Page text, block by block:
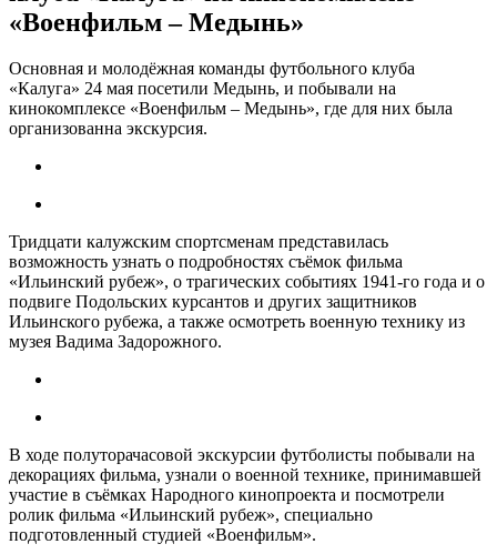
«Военфильм – Медынь»
Основная и молодёжная команды футбольного клуба
«Калуга» 24 мая посетили Медынь, и побывали на
кинокомплексе «Военфильм – Медынь», где для них была
организованна экскурсия.
Тридцати калужским спортсменам представилась
возможность узнать о подробностях съёмок фильма
«Ильинский рубеж», о трагических событиях 1941-го года и о
подвиге Подольских курсантов и других защитников
Ильинского рубежа, а также осмотреть военную технику из
музея Вадима Задорожного.
В ходе полуторачасовой экскурсии футболисты побывали на
декорациях фильма, узнали о военной технике, принимавшей
участие в съёмках Народного кинопроекта и посмотрели
ролик фильма «Ильинский рубеж», специально
подготовленный студией «Военфильм».